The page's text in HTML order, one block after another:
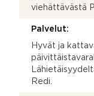
viehättävästä
Palvelut:
Hyvät ja
Redi.